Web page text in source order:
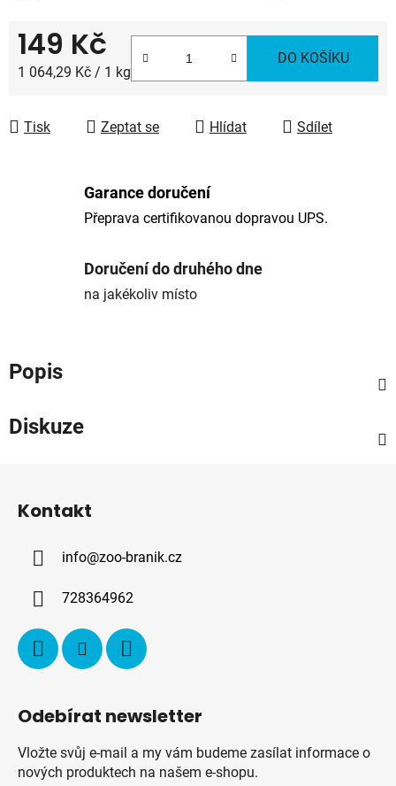
149 Kč
Měrná cena:
1 064,29 Kč / 1 kg
DO KOŠÍKU
Tisk Zeptat se Hlídat Sdílet
Garance doručení
Přeprava certifikovanou dopravou UPS.
Doručení do druhého dne
na jakékoliv místo
Popis
Diskuze
Kontakt
info@zoo-branik.cz
728364962
Odebírat newsletter
Vložte svůj e-mail a my vám budeme zasílat informace o
nových produktech na našem e-shopu.